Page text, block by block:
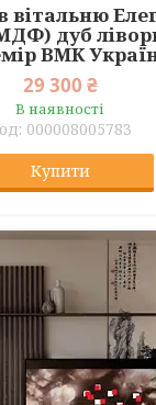
вітальню
дуб
ВМК
29 300 ₴
В наявності
000008005783
Купити